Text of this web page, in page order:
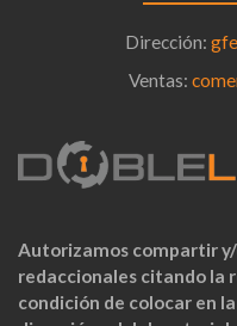
Dirección:
Ventas:
Autorizamos compartir
redaccionales citando la
condición de colocar en